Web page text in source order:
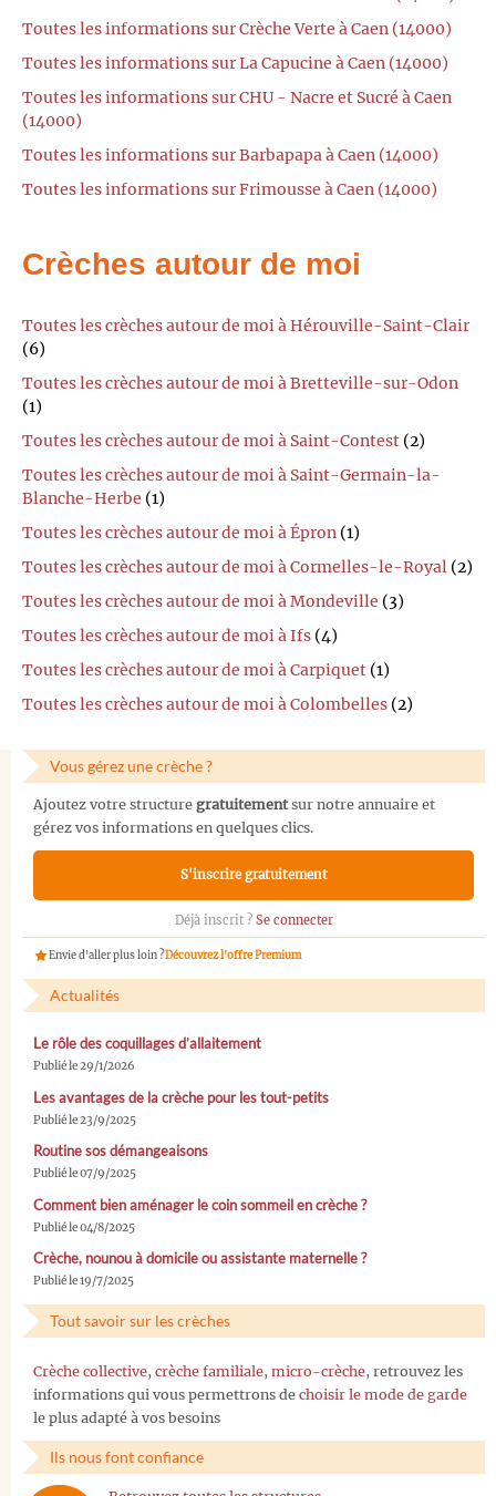
Toutes les informations sur Crèche Verte à Caen (14000)
Toutes les informations sur La Capucine à Caen (14000)
Toutes les informations sur CHU - Nacre et Sucré à Caen
(14000)
Toutes les informations sur Barbapapa à Caen (14000)
Toutes les informations sur Frimousse à Caen (14000)
Crèches autour de moi
Toutes les crèches autour de moi à Hérouville-Saint-Clair
(6)
Toutes les crèches autour de moi à Bretteville-sur-Odon
(1)
Toutes les crèches autour de moi à Saint-Contest (2)
Toutes les crèches autour de moi à Saint-Germain-la-
Blanche-Herbe (1)
Toutes les crèches autour de moi à Épron (1)
Toutes les crèches autour de moi à Cormelles-le-Royal (2)
Toutes les crèches autour de moi à Mondeville (3)
Toutes les crèches autour de moi à Ifs (4)
Toutes les crèches autour de moi à Carpiquet (1)
Toutes les crèches autour de moi à Colombelles (2)
Vous gérez une crèche ?
Ajoutez votre structure gratuitementsur notre annuaire et
gérez vos informations en quelques clics.
S'inscrire gratuitement
Déjà inscrit ? Se connecter
Envie d'aller plus loin ?Découvrez l'offre Premium
Actualités
Le rôle des coquillages d’allaitement
Publié le 29/1/2026
Les avantages de la crèche pour les tout-petits
Publié le 23/9/2025
Routine sos démangeaisons
Publié le 07/9/2025
Comment bien aménager le coin sommeil en crèche ?
Publié le 04/8/2025
Crèche, nounou à domicile ou assistante maternelle ?
Publié le 19/7/2025
Tout savoir sur les crèches
Crèche collective, crèche familiale, micro-crèche, retrouvez les
informations qui vous permettrons de choisir le mode de garde
le plus adapté à vos besoins
Ils nous font confiance